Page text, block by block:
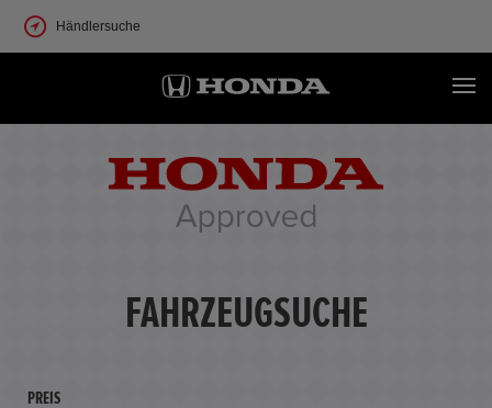
Händlersuche
FAHRZEUGSUCHE
PREIS